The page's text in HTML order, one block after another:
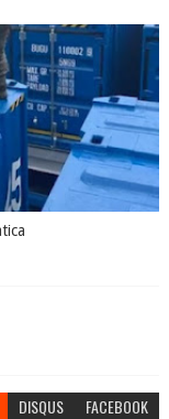
DISQUS FACEBOOK